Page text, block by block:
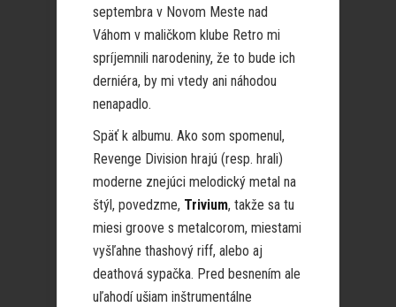
septembra v Novom Meste nad
Váhom v maličkom klube Retro mi
spríjemnili narodeniny, že to bude ich
derniéra, by mi vtedy ani náhodou
nenapadlo.
Späť k albumu. Ako som spomenul,
Revenge Division hrajú (resp. hrali)
moderne znejúci melodický metal na
štýl, povedzme, Trivium, takže sa tu
miesi groove s metalcorom, miestami
vyšľahne thashový riff, alebo aj
deathová sypačka. Pred besnením ale
uľahodí ušiam inštrumentálne